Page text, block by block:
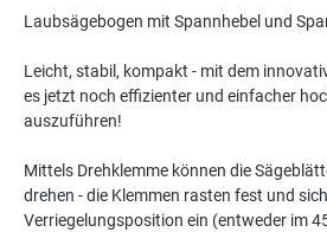
Laubsägebogen mit Spannhebel und
Leicht, stabil, kompakt - mit dem
es jetzt noch effizienter und einfacher
auszuführen!
Mittels Drehklemme können die
drehen - die Klemmen rasten fest und
Verriegelungsposition ein (entweder im